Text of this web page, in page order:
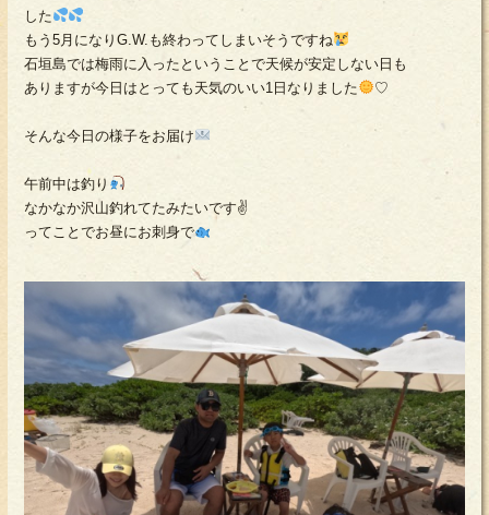
した
もう5月になりG.W.も終わってしまいそうですね
石垣島では梅雨に入ったということで天候が安定しない日も
ありますが今日はとっても天気のいい1日なりました
♡
そんな今日の様子をお届け
午前中は釣り
なかなか沢山釣れてたみたいです✌
ってことでお昼にお刺身で